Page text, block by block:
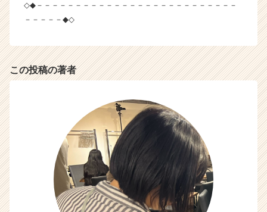
◇◆－－－－－－－－－－－－－－－－－－－－－－－－－－
－－－－－◆◇
この投稿の著者